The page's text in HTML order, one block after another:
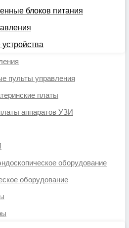
блоков питания
пульты управления
платы
аппаратов УЗИ
оборудование
оборудование